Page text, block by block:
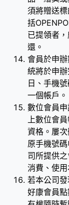
須將贈送
括
已提領者
還。
會員於申
統將於申
日、手機
一個帳戶。
數位會員
上數位會
資格。屢
原手機號
司所提供
消費、使用
若本公司
好康會員